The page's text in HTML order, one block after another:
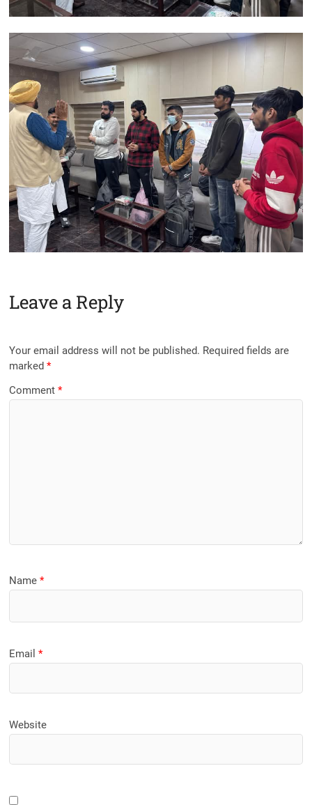
Leave a Reply
Your email address will not be published. Required fields are
marked*
Comment*
Name*
Email*
Website